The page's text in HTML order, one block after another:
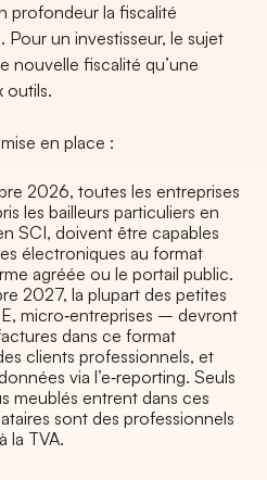
profondeur la fiscalité
un investisseur, le sujet
nouvelle fiscalité qu’une
outils.
en place :
2026, toutes les entreprises
les bailleurs particuliers en
SCI, doivent être capables
électroniques au format
agréée ou le portail public.
2027, la plupart des petites
micro‑entreprises – devront
dans ce format
clients professionnels, et
via l’e‑reporting. Seuls
meublés entrent dans ces
sont des professionnels
la TVA.